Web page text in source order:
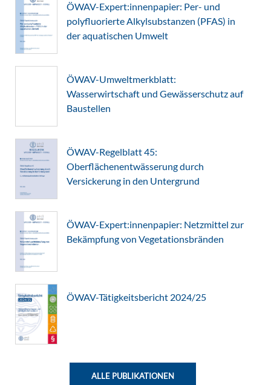
ÖWAV-Expert:innenpapier: Per- und
polyfluorierte Alkylsubstanzen (PFAS) in
der aquatischen Umwelt
ÖWAV-Umweltmerkblatt:
Wasserwirtschaft und Gewässerschutz auf
Baustellen
ÖWAV-Regelblatt 45:
Oberflächenentwässerung durch
Versickerung in den Untergrund
ÖWAV-Expert:innenpapier: Netzmittel zur
Bekämpfung von Vegetationsbränden
ÖWAV-Tätigkeitsbericht 2024/25
ALLE PUBLIKATIONEN